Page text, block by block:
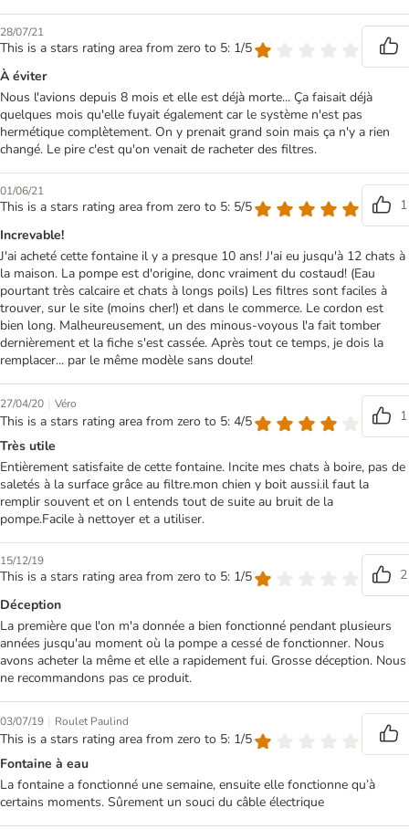
28/07/21
This is a stars rating area from zero to 5: 1/5
À éviter
Nous l'avions depuis 8 mois et elle est déjà morte... Ça faisait déjà
quelques mois qu'elle fuyait également car le système n'est pas
hermétique complètement. On y prenait grand soin mais ça n'y a rien
changé. Le pire c'est qu'on venait de racheter des filtres.
01/06/21
This is a stars rating area from zero to 5: 5/5
1
Increvable!
J'ai acheté cette fontaine il y a presque 10 ans! J'ai eu jusqu'à 12 chats à
la maison. La pompe est d'origine, donc vraiment du costaud! (Eau
pourtant très calcaire et chats à longs poils) Les filtres sont faciles à
trouver, sur le site (moins cher!) et dans le commerce. Le cordon est
bien long. Malheureusement, un des minous-voyous l'a fait tomber
dernièrement et la fiche s'est cassée. Après tout ce temps, je dois la
remplacer... par le même modèle sans doute!
27/04/20 | Véro
This is a stars rating area from zero to 5: 4/5
1
Très utile
Entièrement satisfaite de cette fontaine. Incite mes chats à boire, pas de
saletés à la surface grâce au filtre.mon chien y boit aussi.il faut la
remplir souvent et on l entends tout de suite au bruit de la
pompe.Facile à nettoyer et a utiliser.
15/12/19
This is a stars rating area from zero to 5: 1/5
2
Déception
La première que l'on m'a donnée a bien fonctionné pendant plusieurs
années jusqu'au moment où la pompe a cessé de fonctionner. Nous
avons acheter la même et elle a rapidement fui. Grosse déception. Nous
ne recommandons pas ce produit.
03/07/19 | Roulet Paulind
This is a stars rating area from zero to 5: 1/5
Fontaine à eau
La fontaine a fonctionné une semaine, ensuite elle fonctionne qu’à
certains moments. Sûrement un souci du câble électrique